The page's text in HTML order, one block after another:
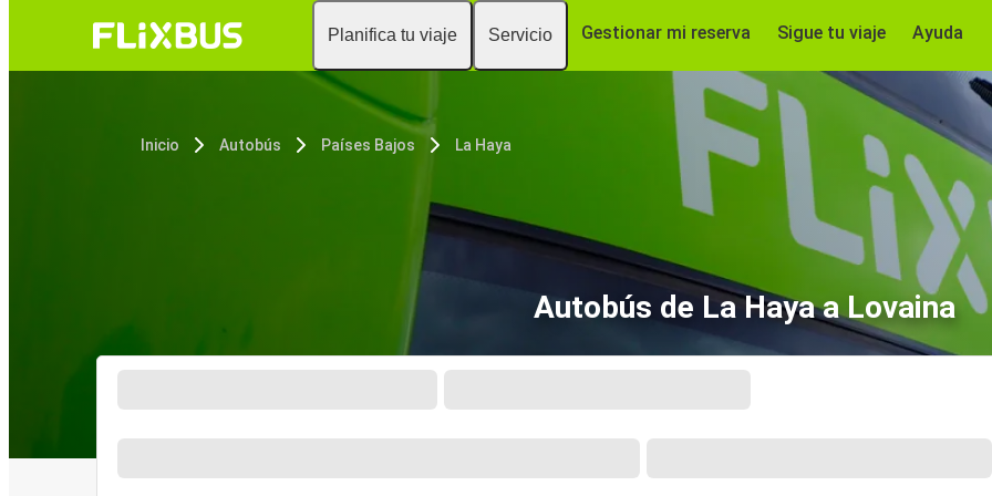
Planifica tu viaje Servicio Gestionar mi reserva Sigue tu viaje Ayuda
Inicio Autobús Países Bajos La Haya
Autobús de La Haya a Lovaina